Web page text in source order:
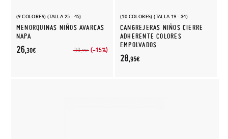
(9 COLORES) (TALLA 25 - 45)
MENORQUINAS NIÑOS AVARCAS
NAPA
30,95€ (-15%)
26,30€
(10 COLORES) (TALLA 19 - 34)
CANGREJERAS NIÑOS CIERRE
ADHERENTE COLORES
EMPOLVADOS
28,95€